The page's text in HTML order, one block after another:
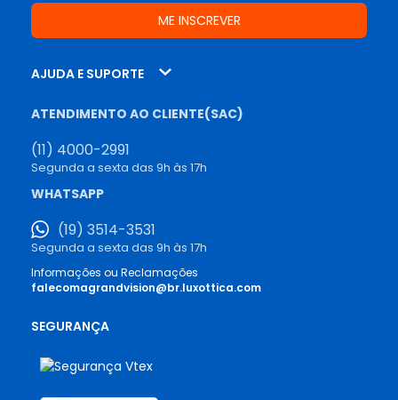
AJUDA E SUPORTE
ATENDIMENTO AO CLIENTE(SAC)
(11) 4000-2991
Segunda a sexta das 9h às 17h
WHATSAPP
(19) 3514-3531
Segunda a sexta das 9h às 17h
Informações ou Reclamações
falecomagrandvision@br.luxottica.com
SEGURANÇA